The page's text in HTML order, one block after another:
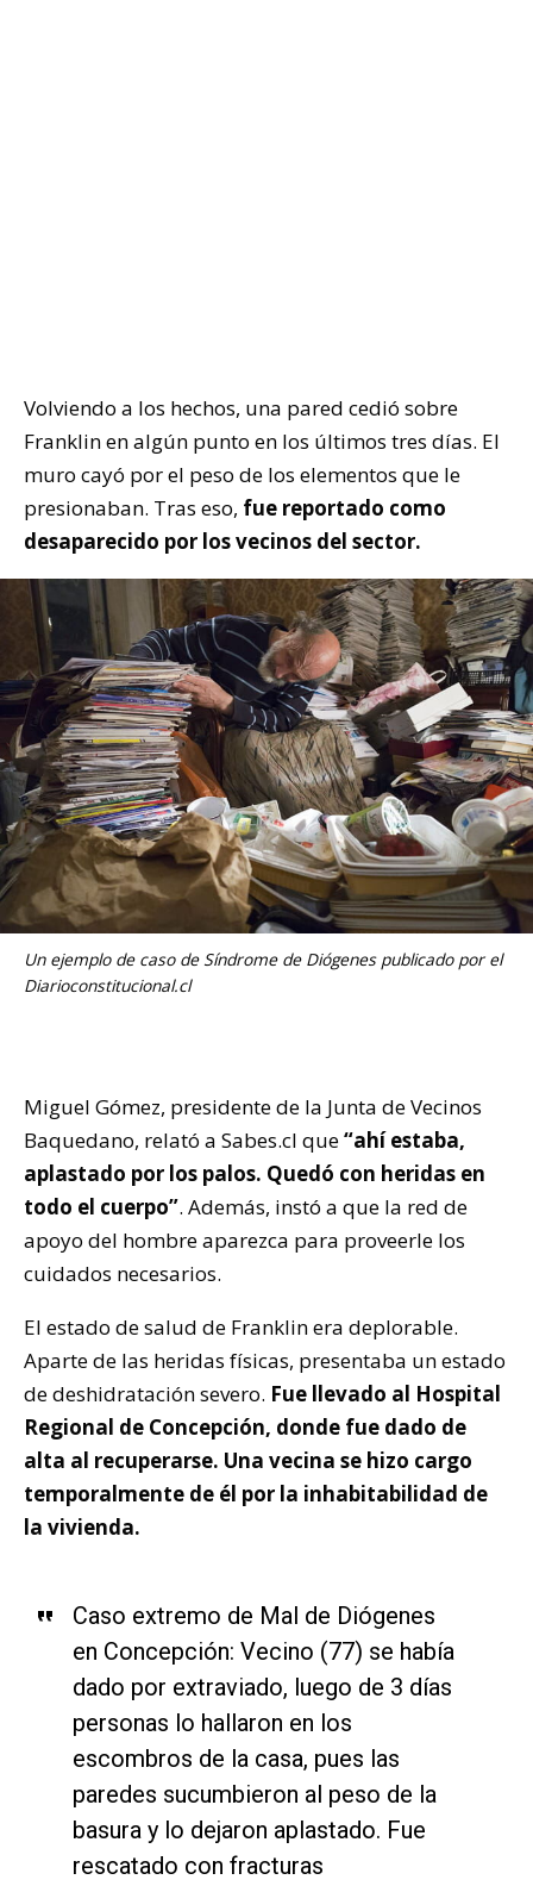
Volviendo a los hechos, una pared cedió sobre
Franklin en algún punto en los últimos tres días. El
muro cayó por el peso de los elementos que le
presionaban. Tras eso, fue reportado como
desaparecido por los vecinos del sector.
Un ejemplo de caso de Síndrome de Diógenes publicado por el
Diarioconstitucional.cl
Miguel Gómez, presidente de la Junta de Vecinos
Baquedano, relató a Sabes.cl que“ahí estaba,
aplastado por los palos. Quedó con heridas en
todo el cuerpo”. Además, instó a que la red de
apoyo del hombre aparezca para proveerle los
cuidados necesarios.
El estado de salud de Franklin era deplorable.
Aparte de las heridas físicas, presentaba un estado
de deshidratación severo. Fue llevado al Hospital
Regional de Concepción, donde fue dado de
alta al recuperarse. Una vecina se hizo cargo
temporalmente de él por la inhabitabilidad de
la vivienda.
Caso extremo de Mal de Diógenes
en Concepción: Vecino (77) se había
dado por extraviado, luego de 3 días
personas lo hallaron en los
escombros de la casa, pues las
paredes sucumbieron al peso de la
basura y lo dejaron aplastado. Fue
rescatado con fracturas